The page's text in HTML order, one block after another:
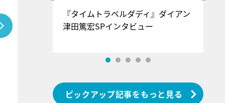
』＝LOV
インタ
『タイムトラベルダディ』ダイアン
津田篤宏SPインタビュー
ピックアップ記事をもっと見る